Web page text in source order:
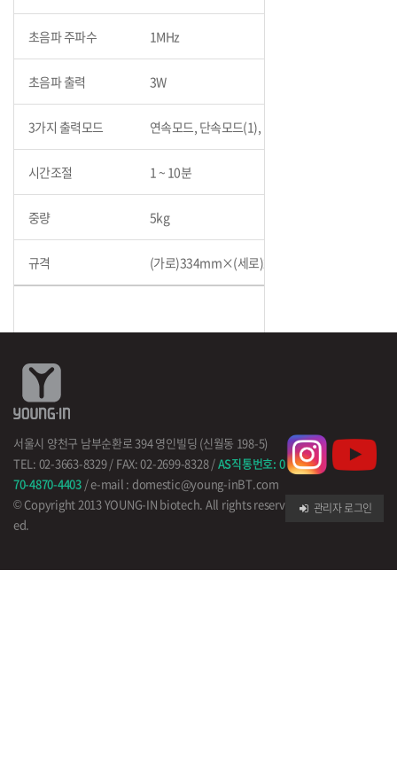
초음파 주파수 1MHz
초음파 출력 3W
3가지 출력모드 연속모드, 단속모드(1), 단속모드(2)
시간조절 1 ~ 10분
중량 5kg
규격 (가로)334mm×(세로)219mm×(높이)112mm
관리자 로그인
서울시 양천구 남부순환로 394 영인빌딩 (신월동 198-5)
TEL: 02-3663-8329 / FAX: 02-2699-8328 /AS직통번호: 0
70-4870-4403/ e-mail : domestic@young-inBT.com
© Copyright 2013 YOUNG-IN biotech. All rights reserv
ed.